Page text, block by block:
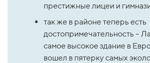
престижные лицеи и
так же в районе теперь есть
достопримечательность –
самое высокое здание в
вошел в пятерку самых